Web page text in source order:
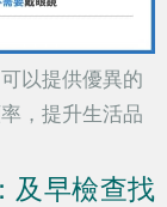
以提供優異的
，提升生活品
及早檢查找